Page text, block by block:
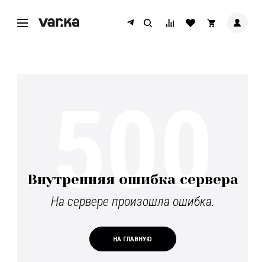
Внутренняя ошибка сервера
На сервере произошла ошибка.
НА ГЛАВНУЮ
500